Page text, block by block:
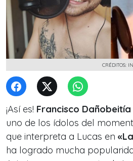
CRÉDITOS:
¡Así es! Francisco Dañobeitía
uno de los ídolos del
que interpreta a Lucas en
ha logrado mucha